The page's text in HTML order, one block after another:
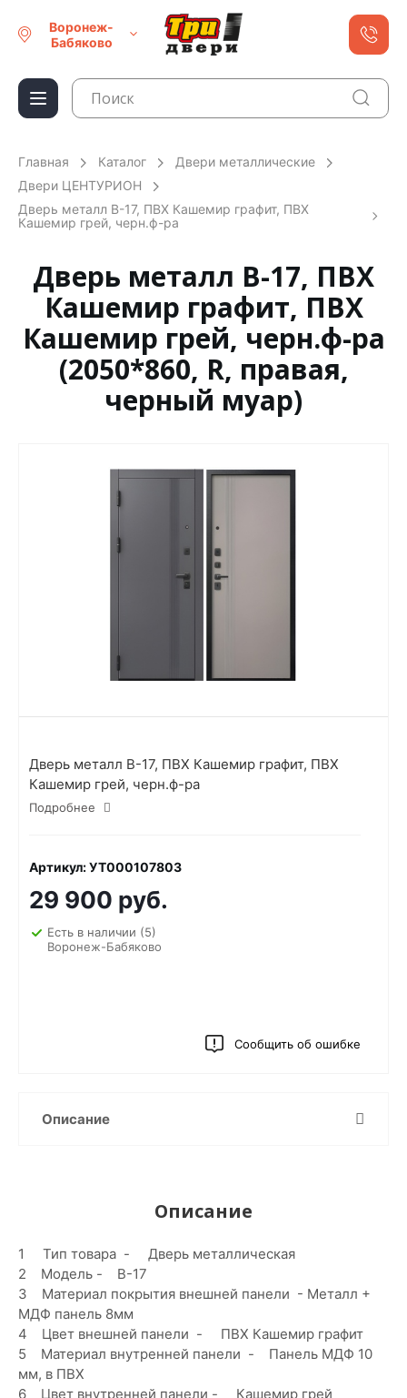
Воронеж-
Бабяково
Главная Каталог
Двери металлические
Двери ЦЕНТУРИОН
Дверь металл В-17, ПВХ Кашемир графит, ПВХ
Кашемир грей, черн.ф-ра
Дверь металл В-17, ПВХ
Кашемир графит, ПВХ
Кашемир грей, черн.ф-ра
(2050*860, R, правая,
черный муар)
Дверь металл В-17, ПВХ Кашемир графит, ПВХ
Кашемир грей, черн.ф-ра
Подробнее
Артикул: УТ000107803
29 900 руб.
Есть в наличии (5)
Воронеж-Бабяково
Сообщить об ошибке
Описание
Описание
1 Тип товара - Дверь металлическая
2 Модель - В-17
3 Материал покрытия внешней панели - Металл +
МДФ панель 8мм
4 Цвет внешней панели - ПВХ Кашемир графит
5 Материал внутренней панели - Панель МДФ 10
мм, в ПВХ
6 Цвет внутренней панели - Кашемир грей